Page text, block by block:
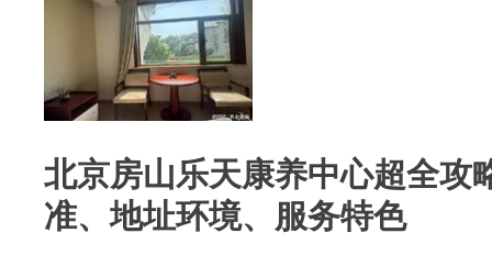
北京房山乐天康养中心超全攻
准、地址环境、服务特色